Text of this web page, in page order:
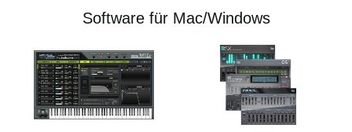
Software für Mac/Windows